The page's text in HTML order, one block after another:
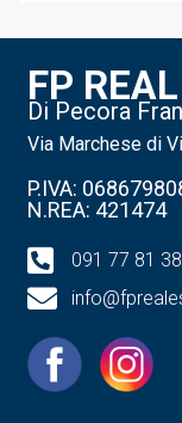
FP
Di Pecora
Via Marchese di
P.IVA:
N.REA: 421474
091 77 81